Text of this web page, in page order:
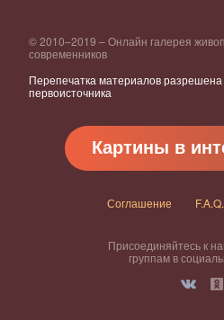
© 2010–2019 – Онлайн галерея
современников
Перепечатка материалов разрешена
первоисточника
Картины в
Соглашение F.A.Q.
Присоединяйтесь к
группам в